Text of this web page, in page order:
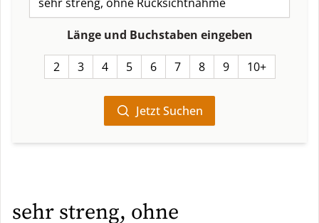
Länge und Buchstaben eingeben
2 3 4 5 6 7 8 9 10+
Jetzt Suchen
sehr streng, ohne